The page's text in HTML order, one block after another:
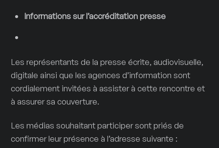
Informations sur l’accréditation presse
Les représentants de la presse écrite, audiovisuelle,
digitale ainsi que les agences d’information sont
cordialement invitées à assister à cette rencontre et
à assurer sa couverture.
Les médias souhaitant participer sont priés de
confirmer leur présence à l’adresse suivante :